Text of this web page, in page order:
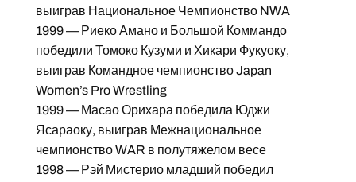
выиграв Национальное Чемпионство NWA
1999 — Риеко Амано и Большой Коммандо
победили Томоко Кузуми и Хикари Фукуоку,
выиграв Командное чемпионство Japan
Women’s Pro Wrestling
1999 — Масао Орихара победила Юджи
Ясараоку, выиграв Межнациональное
чемпионство WAR в полутяжелом весе
1998 — Рэй Мистерио младший победил